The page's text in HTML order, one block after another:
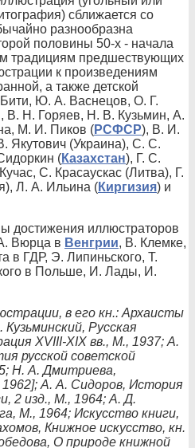
сближается со
разнообразна
половины 50-х - начала
традициям предшествующих
к произведениям
а также детской
Ю. А. Васнецов, О. Г.
В. Н. Горяев, Н. В. Кузьмин, А.
М. И. Пиков (РСФСР), В. И.
Якутович (Украина), С. С.
(Казахстан), Г. С.
С. Красаускас (Литва), Г.
Л. А. Ильина (Киргизия) и
достижения иллюстраторов
Вюрца в Венгрии, В. Клемке,
в ГДР, Э. Липиньского, Т.
в Польше, И. Лады, И.
в его кн.: Архаисты
Русская
XVIII-XIX вв., М., 1937; А.
русской советской
Н. А. Дмитриева,
А. А. Сидоров, История
2 изд., М., 1964; А. Д.
М., 1964; Искусство книги,
Книжное искусство, кн.
О природе книжной